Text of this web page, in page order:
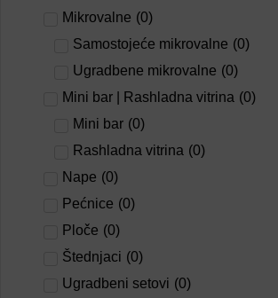
Mikrovalne (0)
Samostojeće mikrovalne (0)
Ugradbene mikrovalne (0)
Mini bar | Rashladna vitrina (0)
Mini bar (0)
Rashladna vitrina (0)
Nape (0)
Pećnice (0)
Ploče (0)
Štednjaci (0)
Ugradbeni setovi (0)